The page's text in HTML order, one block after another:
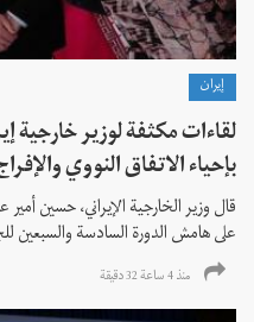
إيران
لقاءات مكثفة لوزير خارجية
بإحياء الاتفاق النووي
قال وزير الخارجية الإيراني، حسين
على هامش الدورة السادسة والسبعين
منذ 4 ساعة 32 دقیقة